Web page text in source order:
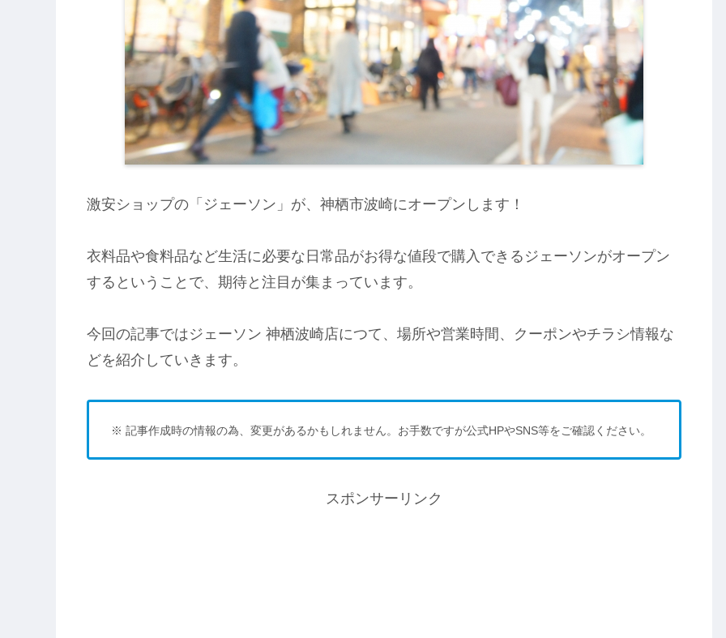
激安ショップの「ジェーソン」が、神栖市波崎にオープンします！
衣料品や食料品など生活に必要な日常品がお得な値段で購入できるジェーソンがオープン
するということで、期待と注目が集まっています。
今回の記事ではジェーソン 神栖波崎店につて、場所や営業時間、クーポンやチラシ情報な
どを紹介していきます。
※ 記事作成時の情報の為、変更があるかもしれません。お手数ですが公式HPやSNS等をご確認ください。
スポンサーリンク